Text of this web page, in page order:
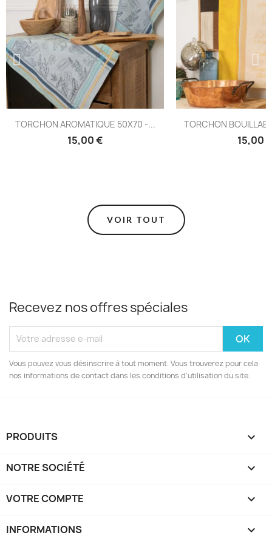
TORCHON AROMATIQUE 50X70 -...
15,00 €
TORCHON
15,00 €
VOIR TOUT
Recevez nos offres spéciales
Vous pouvez vous désinscrire à tout moment. Vous trouverez pour cela
nos informations de contact dans les conditions d'utilisation du site.
PRODUITS 
NOTRE SOCIÉTÉ 
VOTRE COMPTE 
INFORMATIONS keyboard_arrow_down